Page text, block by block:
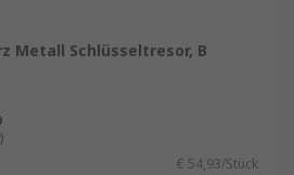
Metall Schlüsseltresor, B
€ 54,93/Stück